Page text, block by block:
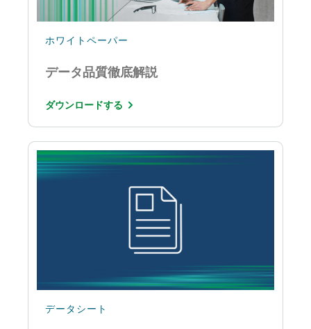
ホワイトペーパー
データ品質徹底解説
ダウンロードする
データシート